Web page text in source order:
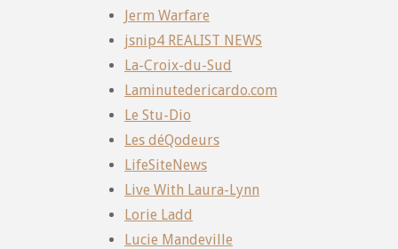
Jerm Warfare
jsnip4 REALIST NEWS
La-Croix-du-Sud
Laminutedericardo.com
Le Stu-Dio
Les déQodeurs
LifeSiteNews
Live With Laura-Lynn
Lorie Ladd
Lucie Mandeville